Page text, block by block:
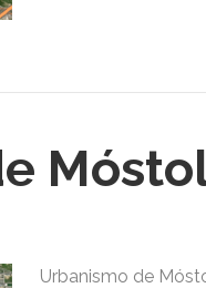
Urbanismo de